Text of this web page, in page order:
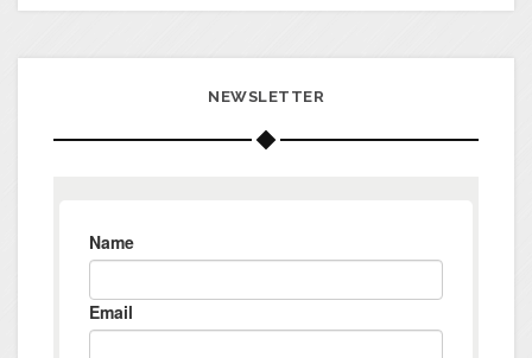
NEWSLETTER